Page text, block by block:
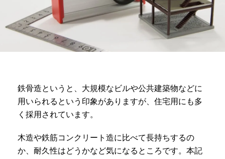
鉄骨造というと、大規模なビルや公共建築物などに
用いられるという印象がありますが、住宅用にも多
く採用されています。
木造や鉄筋コンクリート造に比べて長持ちするの
か、耐久性はどうかなど気になるところです。本記